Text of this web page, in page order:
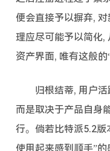
便会直接予以摒弃,
理应尽可能予以简化,
资产界面, 唯有这般的
归根结蒂, 用户
而是取决于产品自身
行。倘若比特派5.2版
使用起来感到顺手”